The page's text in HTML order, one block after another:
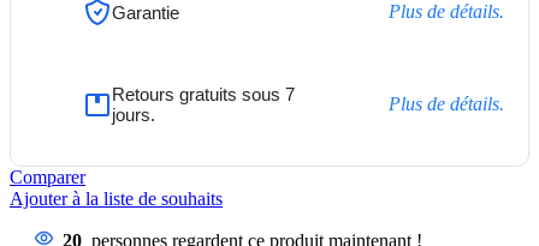
Garantie Plus de détails.
Retours gratuits sous 7
jours.
Plus de détails.
Comparer
Ajouter à la liste de souhaits
20 personnes regardent ce produit maintenant !